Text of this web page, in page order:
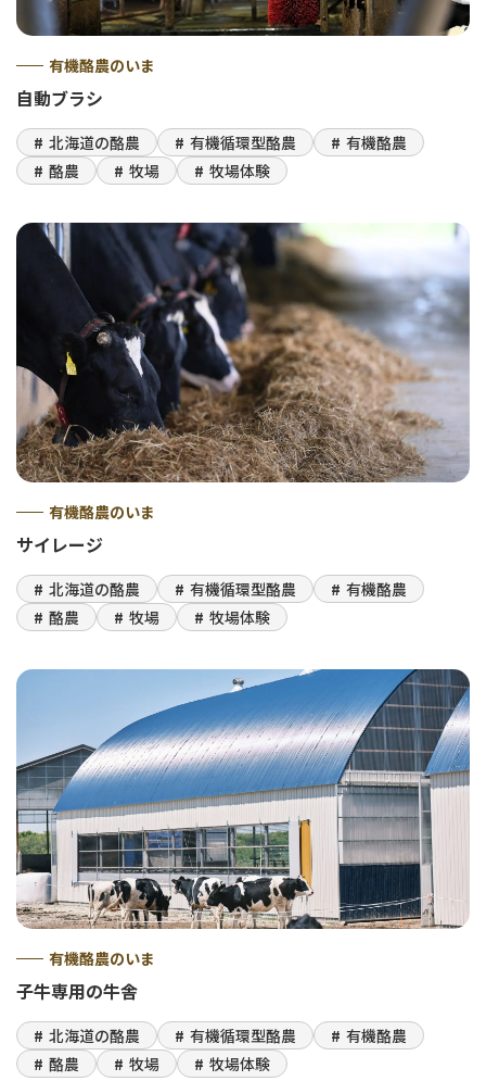
有機酪農のいま
自動ブラシ
北海道の酪農 有機循環型酪農
有機酪農
酪農
牧場 牧場体験
有機酪農のいま
サイレージ
北海道の酪農 有機循環型酪農
有機酪農
酪農
牧場 牧場体験
有機酪農のいま
子牛専用の牛舎
北海道の酪農 有機循環型酪農
有機酪農
酪農
牧場 牧場体験